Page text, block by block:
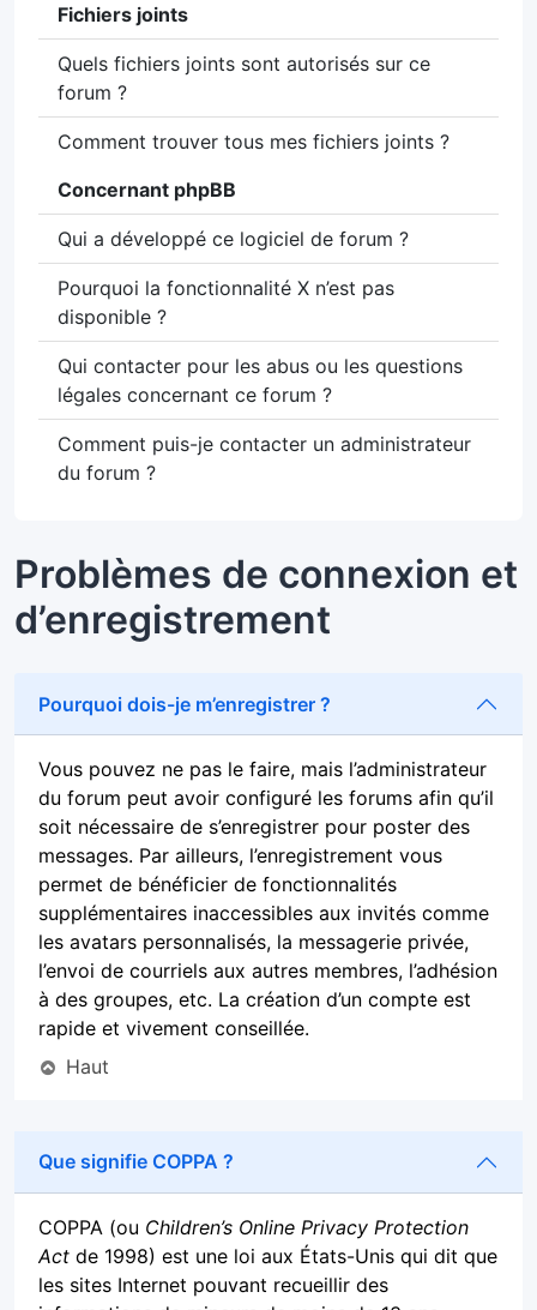
Fichiers joints
Quels fichiers joints sont autorisés sur ce
forum ?
Comment trouver tous mes fichiers joints ?
Concernant phpBB
Qui a développé ce logiciel de forum ?
Pourquoi la fonctionnalité X n’est pas
disponible ?
Qui contacter pour les abus ou les questions
légales concernant ce forum ?
Comment puis-je contacter un administrateur
du forum ?
Problèmes de connexion et
d’enregistrement
Pourquoi dois-je m’enregistrer ?
Vous pouvez ne pas le faire, mais l’administrateur
du forum peut avoir configuré les forums afin qu’il
soit nécessaire de s’enregistrer pour poster des
messages. Par ailleurs, l’enregistrement vous
permet de bénéficier de fonctionnalités
supplémentaires inaccessibles aux invités comme
les avatars personnalisés, la messagerie privée,
l’envoi de courriels aux autres membres, l’adhésion
à des groupes, etc. La création d’un compte est
rapide et vivement conseillée.
Haut
Que signifie COPPA ?
COPPA (ou Children’s Online Privacy Protection
Act de 1998) est une loi aux États-Unis qui dit que
les sites Internet pouvant recueillir des